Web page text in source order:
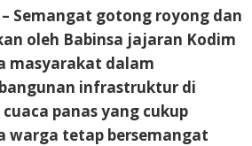
– Semangat gotong royong dan
oleh Babinsa jajaran Kodim
masyarakat dalam
infrastruktur di
panas yang cukup
warga tetap bersemangat